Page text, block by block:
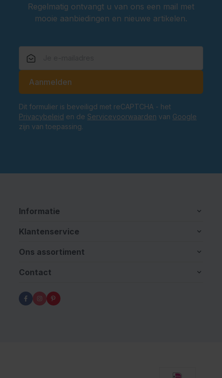
Regelmatig ontvangt u van ons een mail met
mooie aanbiedingen en nieuwe artikelen.
Aanmelden
Dit formulier is beveiligd met reCAPTCHA - het
Privacybeleid en de Servicevoorwaarden van Google
zijn van toepassing.
Informatie
Klantenservice
Ons assortiment
Contact